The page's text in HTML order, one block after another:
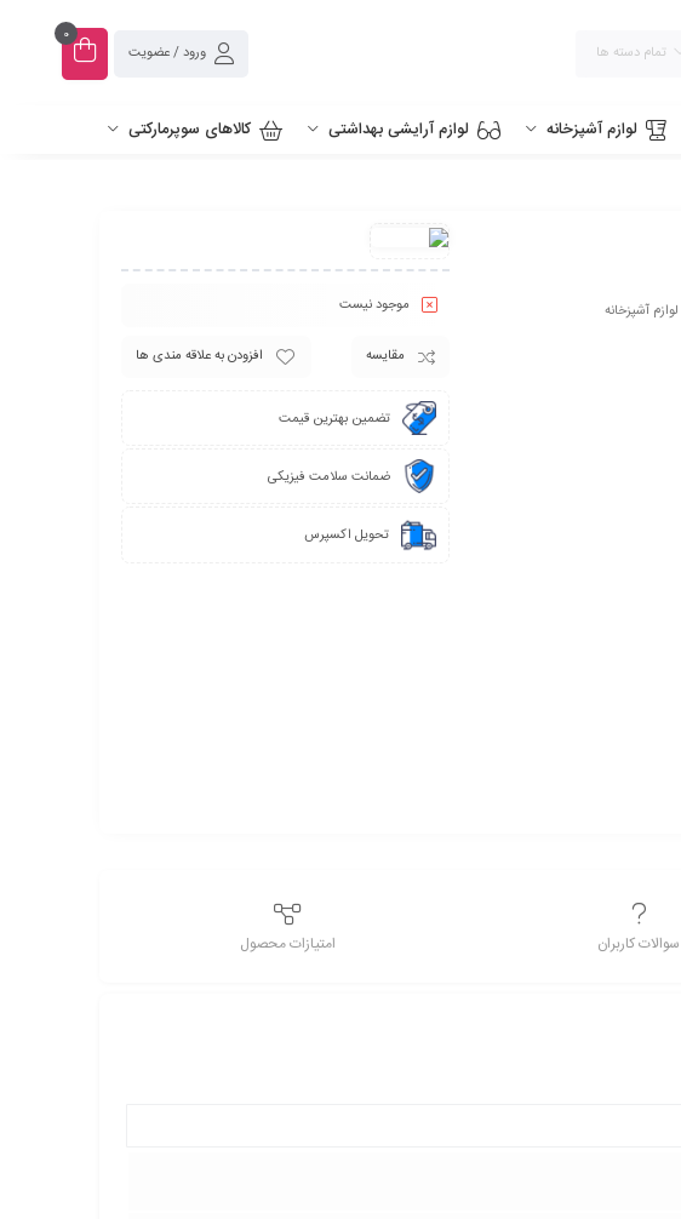
تمام دسته ها ورود / عضویت
0
لوازم آشپزخانه لوازم آرایشی بهداشتی کالاهای سوپرمارکتی
لوازم آشپزخانه
موجود نیست
مقایسه افزودن به علاقه مندی ها
تضمین بهترین قیمت
ضمانت سلامت فیزیکی
تحویل اکسپرس
سوالات کاربران امتیازات محصول